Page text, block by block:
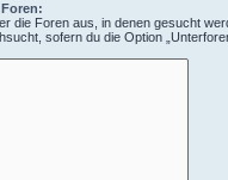
die Foren aus, in denen gesucht
sofern du die Option